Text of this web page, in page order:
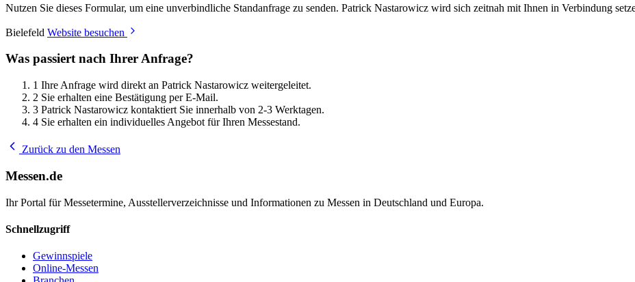
Nutzen Sie dieses Formular, um eine unverbindliche Standanfrage zu senden. Patrick Nastarowicz wird sich zeitnah mit Ihnen in Verbindung
Bielefeld Website besuchen
Was passiert nach Ihrer Anfrage?
1 Ihre Anfrage wird direkt an Patrick Nastarowicz weitergeleitet.
2 Sie erhalten eine Bestätigung per E-Mail.
3 Patrick Nastarowicz kontaktiert Sie innerhalb von 2-3 Werktagen.
4 Sie erhalten ein individuelles Angebot für Ihren Messestand.
Zurück zu den Messen
Messen.de
Ihr Portal für Messetermine, Ausstellerverzeichnisse und Informationen zu Messen in Deutschland und Europa.
Schnellzugriff
Gewinnspiele
Online-Messen